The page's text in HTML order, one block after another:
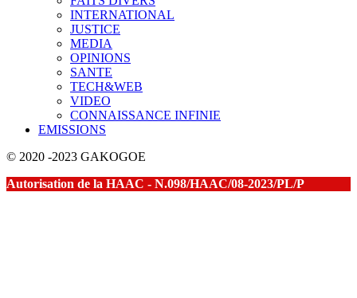
INTERNATIONAL
JUSTICE
MEDIA
OPINIONS
SANTE
TECH&WEB
VIDEO
CONNAISSANCE INFINIE
EMISSIONS
© 2020 -2023 GAKOGOE
Autorisation de la HAAC - N.098/HAAC/08-2023/PL/P